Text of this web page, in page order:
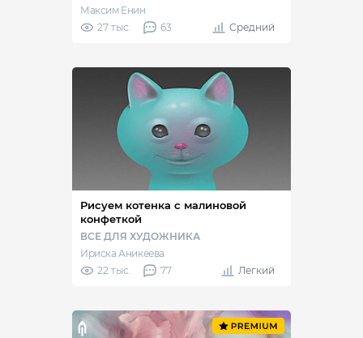
Максим Енин
27 тыс.
63 Средний
Рисуем котенка с малиновой
конфеткой
ВСЕ ДЛЯ ХУДОЖНИКА
Ириска Аникеева
22 тыс.
77 Легкий